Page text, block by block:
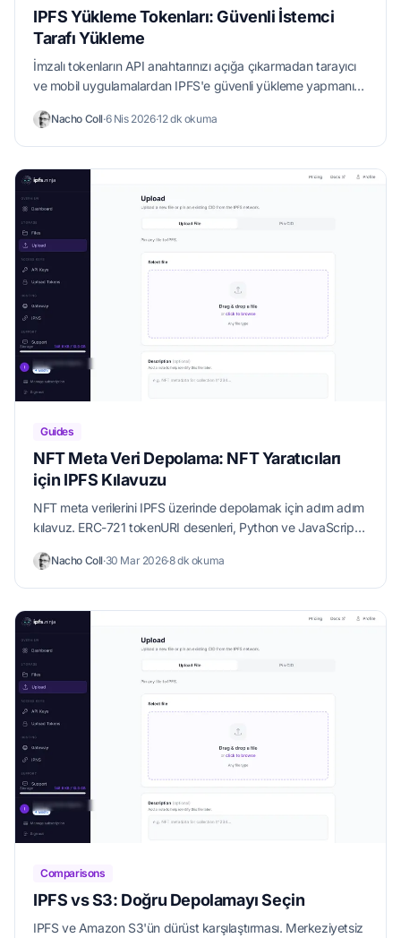
IPFS Yükleme Tokenları: Güvenli İstemci
Tarafı Yükleme
İmzalı tokenların API anahtarınızı açığa çıkarmadan tarayıcı
ve mobil uygulamalardan IPFS'e güvenli yükleme yapmanızı
Nacho Coll·6 Nis 2026·12 dk okuma
Guides
NFT Meta Veri Depolama: NFT Yaratıcıları
için IPFS Kılavuzu
NFT meta verilerini IPFS üzerinde depolamak için adım adım
kılavuz. ERC-721 tokenURI desenleri, Python ve JavaScript
Nacho Coll·30 Mar 2026·8 dk okuma
Comparisons
IPFS vs S3: Doğru Depolamayı Seçin
IPFS ve Amazon S3'ün dürüst karşılaştırması. Merkeziyetsiz